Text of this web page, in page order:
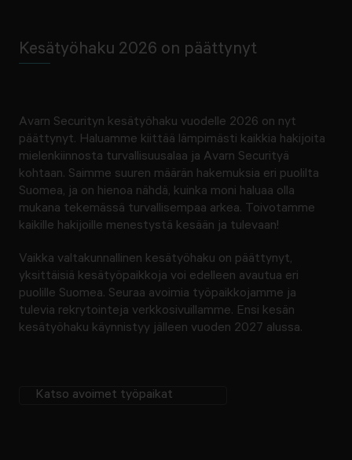
Kesätyöhaku 2026 on päättynyt
Avarn Securityn kesätyöhaku vuodelle 2026 on nyt
päättynyt. Haluamme kiittää lämpimästi kaikkia hakijoita
mielenkiinnosta turvallisuusalaa ja Avarn Securityä
kohtaan. Saimme suuren määrän hakemuksia eri puolilta
Suomea, ja on hienoa nähdä, kuinka moni haluaa olla
mukana tekemässä turvallisempaa arkea. Toivotamme
kaikille hakijoille menestystä kesään ja tulevaan!
Vaikka valtakunnallinen kesätyöhaku on päättynyt,
yksittäisiä kesätyöpaikkoja voi edelleen avautua eri
puolille Suomea. Seuraa avoimia työpaikkojamme ja
tulevia rekrytointeja verkkosivuillamme. Ensi kesän
kesätyöhaku käynnistyy jälleen vuoden 2027 alussa.
Katso avoimet työpaikat